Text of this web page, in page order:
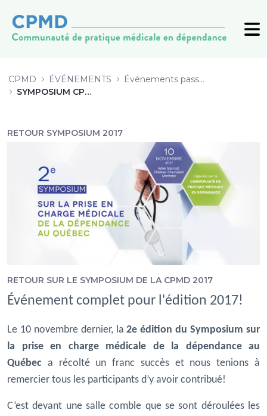
CPMD ÉVÉNEMENTS
Événements passés (archive)
SYMPOSIUM CPMD 2017
RETOUR SYMPOSIUM 2017
RETOUR SUR LE SYMPOSIUM DE LA CPMD 2017
Événement complet pour l'édition 2017!
Le 10 novembre dernier, la2e édition du Symposium sur
la prise en charge médicale de la dépendance au
Québec a récolté un franc succès et nous tenions à
remercier tous les participants d’y avoir contribué!
C’est devant une salle comble que se sont déroulées les